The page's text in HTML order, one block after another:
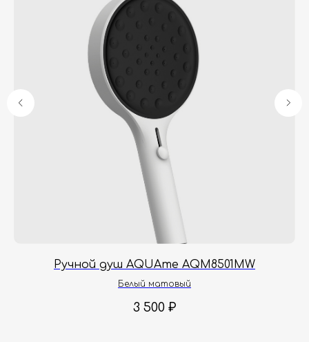
Ручной душ AQUAme AQM8501MW
Белый матовый
3 500 ₽
Дизайнерам
Доставка и оплата
Москва, Новопесчаная улица, 19к1
Принимаем звонки и обрабатываем